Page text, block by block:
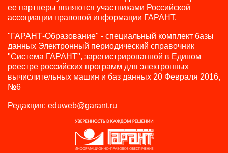
ее партнеры являются участниками Российской
ассоциации правовой информации ГАРАНТ.
"ГАРАНТ-Образование" - специальный комплект базы
данных Электронный периодический справочник
"Система ГАРАНТ", зарегистрированной в Едином
реестре российских программ для электронных
вычислительных машин и баз данных 20 Февраля 2016,
№6
Редакция: eduweb@garant.ru